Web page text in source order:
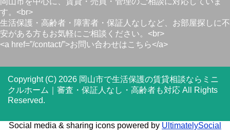
す。<br>
生活保護・高齢者・障害者・保証人なしなど、お部屋探しに不
安がある方もお気軽にご相談ください。<br>
<a href=”/contact/”>お問い合わせはこちら</a>
Copyright (C) 2026 岡山市で生活保護の賃貸相談ならミニ
クルホーム｜審査・保証人なし・高齢者も対応 All Rights
Reserved.
Social media & sharing icons powered by UltimatelySocial